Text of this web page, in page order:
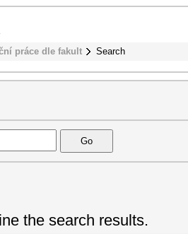
práce dle fakult Search
the search results.